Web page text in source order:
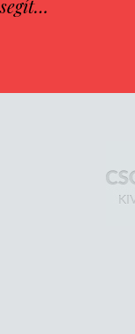
segít…